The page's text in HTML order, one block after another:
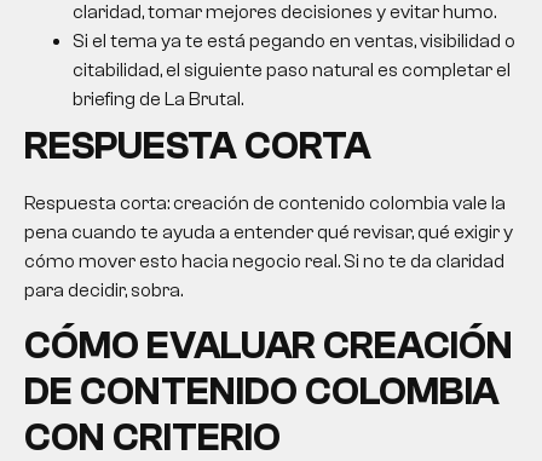
claridad, tomar mejores decisiones y evitar humo.
Si el tema ya te está pegando en ventas, visibilidad o
citabilidad, el siguiente paso natural es completar el
briefing de La Brutal.
RESPUESTA CORTA
Respuesta corta: creación de contenido colombia vale la
pena cuando te ayuda a entender qué revisar, qué exigir y
cómo mover esto hacia negocio real. Si no te da claridad
para decidir, sobra.
CÓMO EVALUARCREACIÓN
DE CONTENIDO COLOMBIA
CON CRITERIO